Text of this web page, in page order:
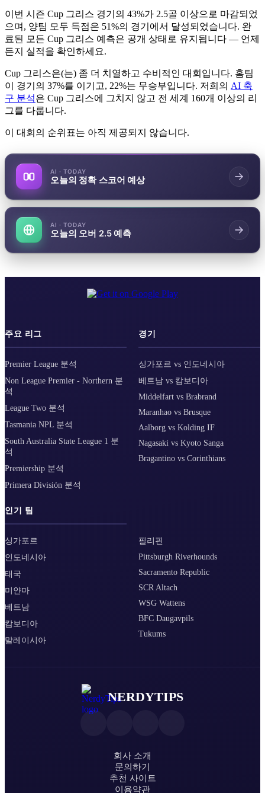
이번 시즌 Cup 그리스 경기의 43%가 2.5골 이상으로 마감되었
으며, 양팀 모두 득점은 51%의 경기에서 달성되었습니다. 완
료된 모든 Cup 그리스 예측은 공개 상태로 유지됩니다 — 언제
든지 실적을 확인하세요.
Cup 그리스은(는) 좀 더 치열하고 수비적인 대회입니다. 홈팀
이 경기의 37%를 이기고, 22%는 무승부입니다. 저희의 AI 축
구 분석은 Cup 그리스에 그치지 않고 전 세계 160개 이상의 리
그를 다룹니다.
이 대회의 순위표는 아직 제공되지 않습니다.
AI · TODAY
오늘의 정확 스코어 예상
AI · TODAY
오늘의 오버 2.5 예측
주요 리그
Premier League 분석
Non League Premier - Northern 분
석
League Two 분석
Tasmania NPL 분석
South Australia State League 1 분
석
Premiership 분석
Primera División 분석
경기
싱가포르 vs 인도네시아
베트남 vs 캄보디아
Middelfart vs Brabrand
Maranhao vs Brusque
Aalborg vs Kolding IF
Nagasaki vs Kyoto Sanga
Bragantino vs Corinthians
인기 팀
싱가포르
인도네시아
태국
미얀마
베트남
캄보디아
말레이시아
필리핀
Pittsburgh Riverhounds
Sacramento Republic
SCR Altach
WSG Wattens
BFC Daugavpils
Tukums
NERDYTIPS
회사 소개
문의하기
추천 사이트
이용약관